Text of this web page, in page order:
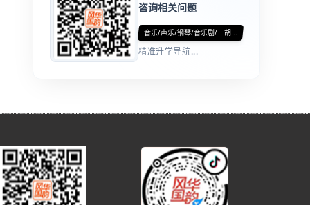
咨询相关问题
音乐/声乐/钢琴/音乐剧/二胡...
精准升学导航...